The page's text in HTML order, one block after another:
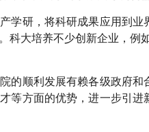
学研，将科研成果应用到
科大培养不少创新企业，
的顺利发展有赖各级政府
等方面的优势，进一步引